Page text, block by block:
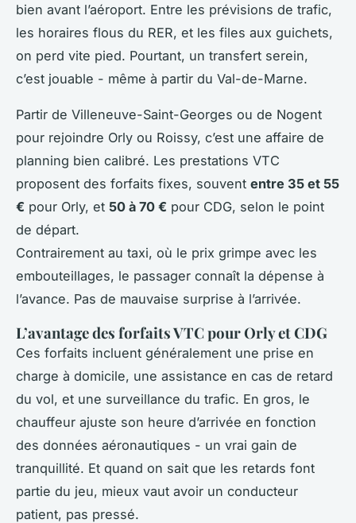
bien avant l’aéroport. Entre les prévisions de trafic,
les horaires flous du RER, et les files aux guichets,
on perd vite pied. Pourtant, un transfert serein,
c’est jouable - même à partir du Val-de-Marne.
Partir de Villeneuve-Saint-Georges ou de Nogent
pour rejoindre Orly ou Roissy, c’est une affaire de
planning bien calibré. Les prestations VTC
proposent des forfaits fixes, souvent entre 35 et 55
€ pour Orly, et 50 à 70 € pour CDG, selon le point
de départ.
Contrairement au taxi, où le prix grimpe avec les
embouteillages, le passager connaît la dépense à
l’avance. Pas de mauvaise surprise à l’arrivée.
L’avantage des forfaits VTC pour Orly et CDG
Ces forfaits incluent généralement une prise en
charge à domicile, une assistance en cas de retard
du vol, et une surveillance du trafic. En gros, le
chauffeur ajuste son heure d’arrivée en fonction
des données aéronautiques - un vrai gain de
tranquillité. Et quand on sait que les retards font
partie du jeu, mieux vaut avoir un conducteur
patient, pas pressé.